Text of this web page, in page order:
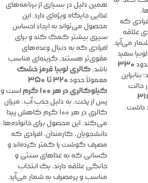
که
علاقه
می‌آید.
هر ۱۰۰ گرم لوبیا سفید
۳۳۰
بنابراین
حالت
۳۱۵۰
داشت.
همین دلیل در بسیاری از برنامه‌های
غذایی جایگاه ویژه‌ای دارد. این
محصول می‌تواند به ایجاد احساس
سیری بیشتر کمک کند و برای
افرادی که به دنبال وعده‌های
مقوی‌تر هستند، گزینه‌ای مناسب
باشد. کالری لوبیا قرمز خشک
معمولاً حدود
۳۲۰ تا ۳۵۰
کیلوکالری در هر ۱۰۰ گرم
است و
پس از پخت، به دلیل جذب آب، میزان
کالری در هر ۱۰۰ گرم کاهش پیدا
می‌کند. این محصول برای خانواده‌ها،
دانشجویان، کارمندان، افرادی که
مصرف گوشت را کمتر کرده‌اند و
کسانی که به غذاهای سنتی و
خانگی علاقه دارند، یک انتخاب
مناسب و پرمصرف به شمار می‌آید.